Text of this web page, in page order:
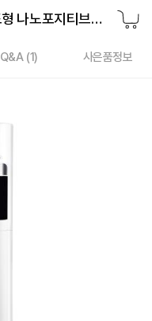
[다이렉트 1개월 면제] 스탠드형 나노포지티브필터 정수기
Q&A (1) 사은품정보